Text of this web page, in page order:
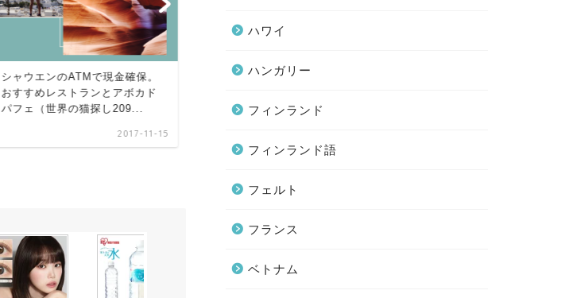
シャウエンのATMで現金確保。
おすすめレストランとアボカド
パフェ（世界の猫探し209...
2017-11-15
潮の干満の差に圧巻！モンサン
猫探し161～163匹目）
ハワイ
ハンガリー
フィンランド
フィンランド語
フェルト
フランス
ベトナム